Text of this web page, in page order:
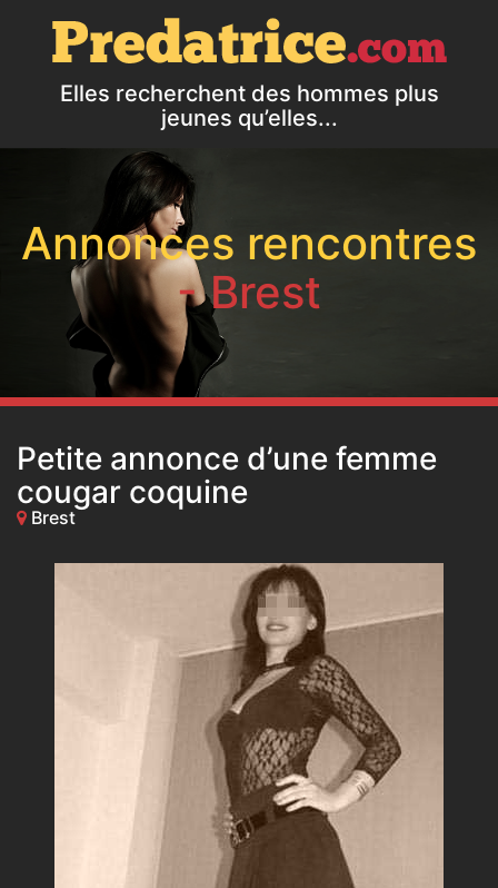
Elles recherchent des hommes plus
jeunes qu’elles...
Annonces rencontres
- Brest
Petite annonce d’une femme
cougar coquine
Brest